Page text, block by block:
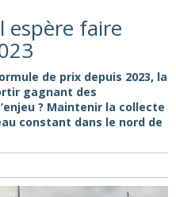
espère faire
de prix depuis 2023, la
gagnant des
? Maintenir la collecte
constant dans le nord de